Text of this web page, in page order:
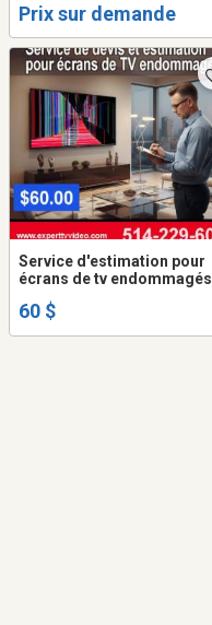
Prix sur demande
Service d'estimation pour
écrans de tv endommagés
60 $